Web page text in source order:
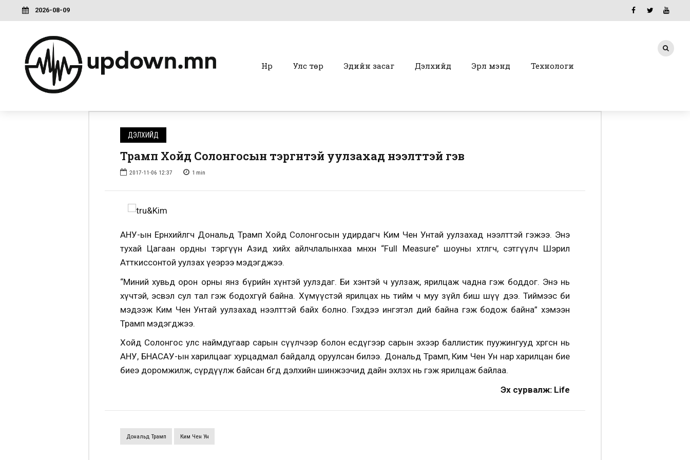
2026-08-09
Нүүр Улс төр Эдийн засаг Дэлхийд Эрүүл мэнд Технологи
ДЭЛХИЙД
Трамп Хойд Солонгосын тэргүүнтэй уулзахад нээлттэй гэв
2017-11-06 12:37 1 min
АНУ-ын Ерөнхийлөгч Дональд Трамп Хойд Солонгосын удирдагч Ким Чен Унтай уулзахад нээлттэй гэжээ. Энэ
тухай Цагаан ордны тэргүүн Азид хийх айлчлалынхаа өмнөхөн “Full Measure” шоуны хөтлөгч, сэтгүүлч Шэрил
Атткиссонтой уулзах үеэрээ мэдэгджээ.
“Миний хувьд орон орны янз бүрийн хүнтэй уулздаг. Би хэнтэй ч уулзаж, ярилцаж чадна гэж боддог. Энэ нь
хүчтэй, эсвэл сул тал гэж бодохгүй байна. Хүмүүстэй ярилцах нь тийм ч муу зүйл биш шүү дээ. Тиймээс би
мэдээж Ким Чен Унтай уулзахад нээлттэй байх болно. Гэхдээ ингэтэл өдий байна гэж бодож байна” хэмээн
Трамп мэдэгджээ.
Хойд Солонгос улс наймдугаар сарын сүүлчээр болон есдүгээр сарын эхээр баллистик пуужингууд хөөргөсөн нь
АНУ, БНАСАУ-ын харилцааг хурцадмал байдалд оруулсан билээ. Дональд Трамп, Ким Чен Ун нар харилцан бие
биеэ доромжилж, сүрдүүлж байсан бөгөөд дэлхийн шинжээчид дайн эхлэх нь гэж ярилцаж байлаа.
Эх сурвалж: Life
Дональд Трамп Ким Чен Ун